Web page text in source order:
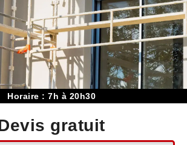
Horaire : 7h à 20h30
gratuit